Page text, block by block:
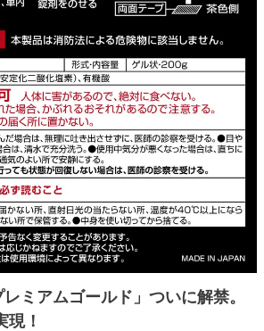
レミアムゴールド」ついに解禁。
現！